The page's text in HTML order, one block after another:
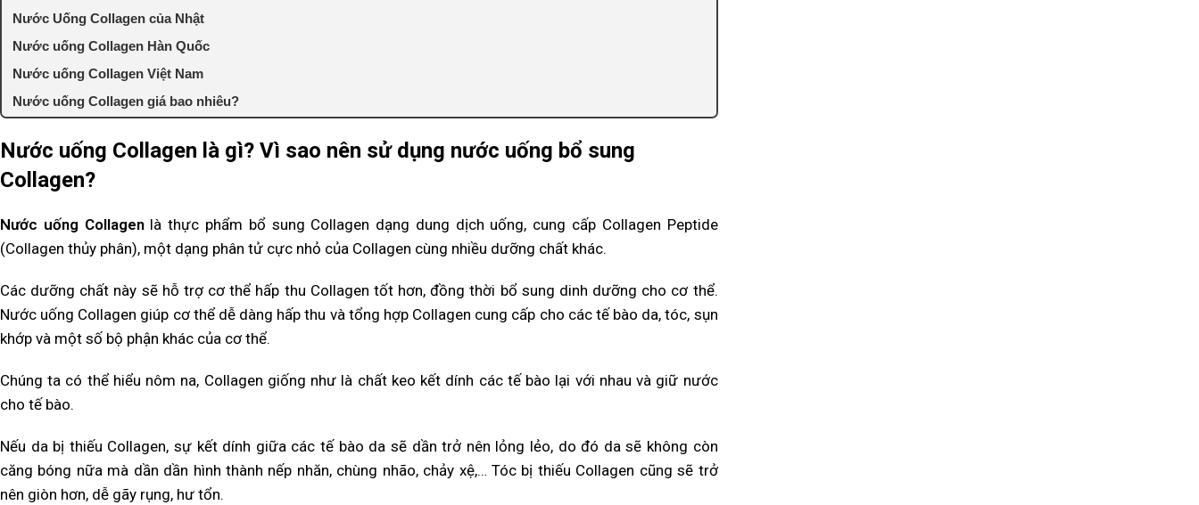
Nước Uống Collagen của Nhật
Nước uống Collagen Hàn Quốc
Nước uống Collagen Việt Nam
Nước uống Collagen giá bao nhiêu?
Nước uống Collagen là gì? Vì sao nên sử dụng nước uống bổ sung
Collagen?
Nước uống Collagenlà thực phẩm bổ sung Collagen dạng dung dịch uống, cung cấp Collagen Peptide
(Collagen thủy phân), một dạng phân tử cực nhỏ của Collagen cùng nhiều dưỡng chất khác.
Các dưỡng chất này sẽ hỗ trợ cơ thể hấp thu Collagen tốt hơn, đồng thời bổ sung dinh dưỡng cho cơ thể.
Nước uống Collagen giúp cơ thể dễ dàng hấp thu và tổng hợp Collagen cung cấp cho các tế bào da, tóc, sụn
khớp và một số bộ phận khác của cơ thể.
Chúng ta có thể hiểu nôm na, Collagen giống như là chất keo kết dính các tế bào lại với nhau và giữ nước
cho tế bào.
Nếu da bị thiếu Collagen, sự kết dính giữa các tế bào da sẽ dần trở nên lỏng lẻo, do đó da sẽ không còn
căng bóng nữa mà dần dần hình thành nếp nhăn, chùng nhão, chảy xệ,… Tóc bị thiếu Collagen cũng sẽ trở
nên giòn hơn, dễ gãy rụng, hư tổn.